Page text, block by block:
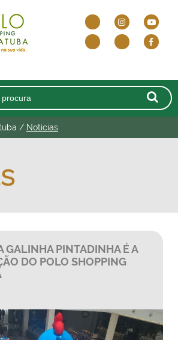
HOME
E DRIVE THRU
LOJAS
ALIMENTAÇÃO
NOTÍCIAS
/ Notícias
GALINHA PINTADINHA É A
DO POLO SHOPPING